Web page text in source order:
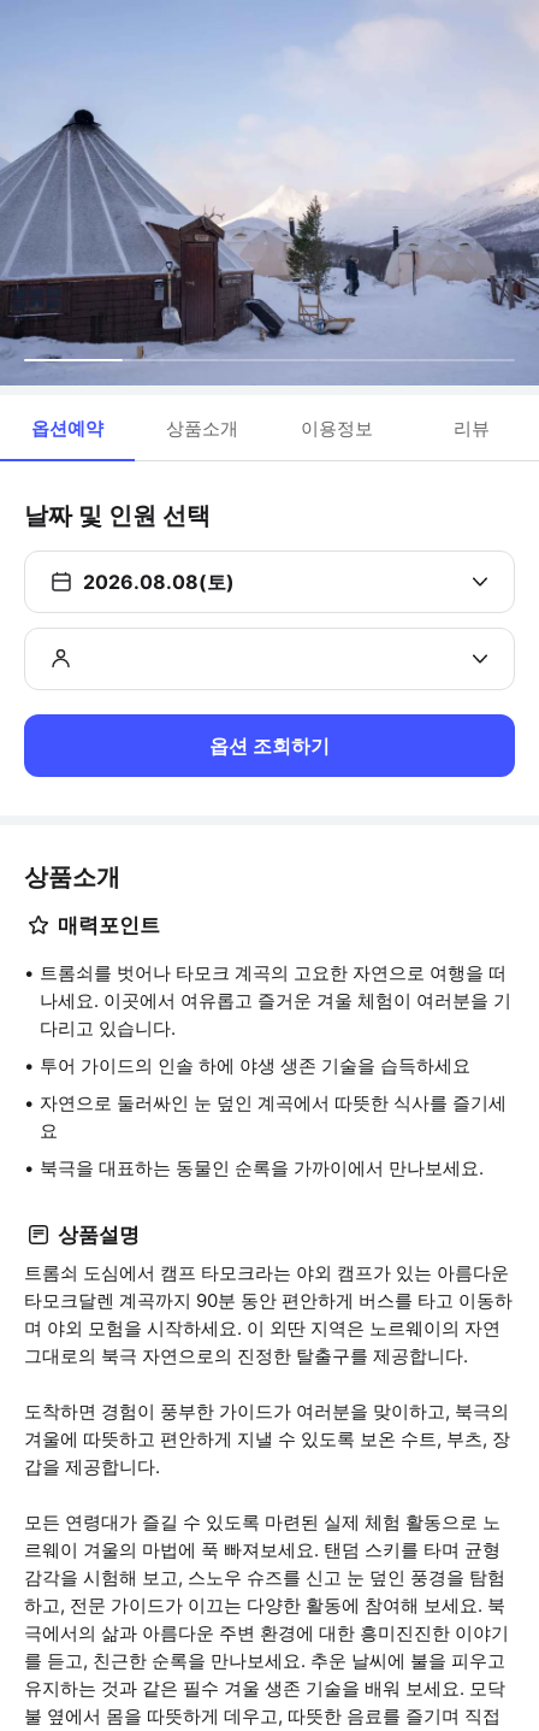
옵션예약 상품소개 이용정보 리뷰
날짜 및 인원 선택
2026.08.08(토)
옵션 조회하기
상품소개
매력포인트
트롬쇠를 벗어나 타모크 계곡의 고요한 자연으로 여행을 떠
나세요. 이곳에서 여유롭고 즐거운 겨울 체험이 여러분을 기
다리고 있습니다.
투어 가이드의 인솔 하에 야생 생존 기술을 습득하세요
자연으로 둘러싸인 눈 덮인 계곡에서 따뜻한 식사를 즐기세
요
북극을 대표하는 동물인 순록을 가까이에서 만나보세요.
상품설명
트롬쇠 도심에서 캠프 타모크라는 야외 캠프가 있는 아름다운
타모크달렌 계곡까지 90분 동안 편안하게 버스를 타고 이동하
며 야외 모험을 시작하세요. 이 외딴 지역은 노르웨이의 자연
그대로의 북극 자연으로의 진정한 탈출구를 제공합니다.
도착하면 경험이 풍부한 가이드가 여러분을 맞이하고, 북극의
겨울에 따뜻하고 편안하게 지낼 수 있도록 보온 수트, 부츠, 장
갑을 제공합니다.
모든 연령대가 즐길 수 있도록 마련된 실제 체험 활동으로 노
르웨이 겨울의 마법에 푹 빠져보세요. 탠덤 스키를 타며 균형
감각을 시험해 보고, 스노우 슈즈를 신고 눈 덮인 풍경을 탐험
하고, 전문 가이드가 이끄는 다양한 활동에 참여해 보세요. 북
극에서의 삶과 아름다운 주변 환경에 대한 흥미진진한 이야기
를 듣고, 친근한 순록을 만나보세요. 추운 날씨에 불을 피우고
유지하는 것과 같은 필수 겨울 생존 기술을 배워 보세요. 모닥
불 옆에서 몸을 따뜻하게 데우고, 따뜻한 음료를 즐기며 직접